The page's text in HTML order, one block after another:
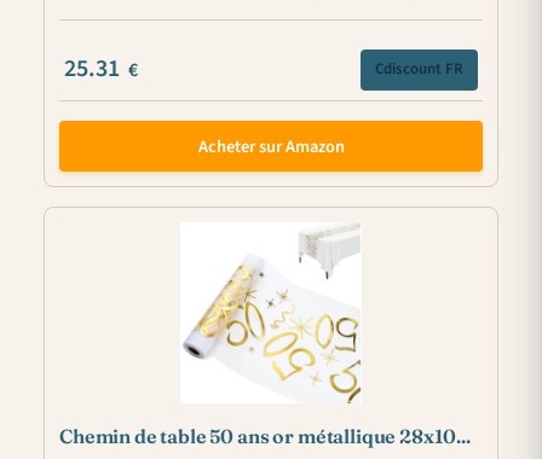
25.31 € Cdiscount FR
Acheter sur Amazon
Chemin de table 50 ans or métallique 28x10...